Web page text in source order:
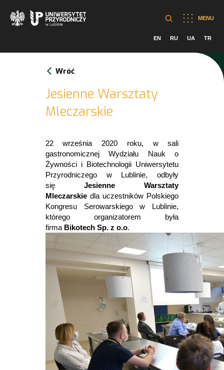
MENU
EN RU UA TR
Wróć
Jesienne Warsztaty
Mleczarskie
22 września 2020 roku, w sali
gastronomicznej Wydziału Nauk o
Żywności i Biotechnologii Uniwersytetu
Przyrodniczego w Lublinie, odbyły
się Jesienne Warsztaty
Mleczarskiedla uczestników Polskiego
Kongresu Serowarskiego w Lublinie,
którego organizatorem była
firma Bikotech Sp. z o.o.